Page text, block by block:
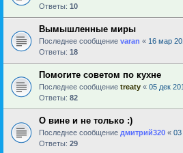
Ответы: 10
Вымышленные миры
Последнее сообщение varan « 16 мар
Ответы: 18
Помогите советом по кухне
Последнее сообщение treaty « 05 дек
Ответы: 82
О вине и не только :)
Последнее сообщение дмитрий320 « 03
Ответы: 29